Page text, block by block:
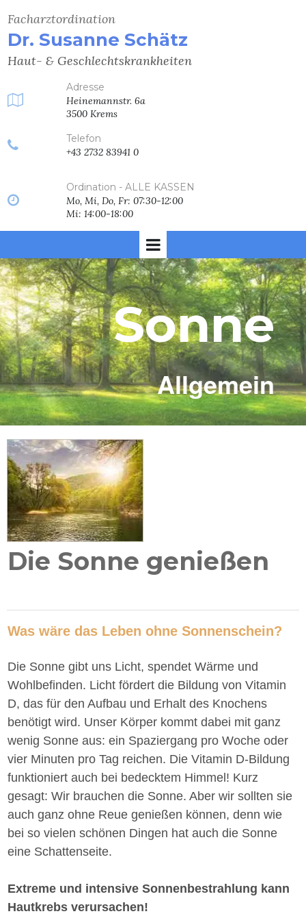
Facharztordination
Dr. Susanne Schätz
Haut- & Geschlechtskrankheiten

Adresse
Heinemannstr. 6a
3500 Krems

Telefon
+43 2732 83941 0

Ordination - ALLE KASSEN
Mo, Mi, Do, Fr: 07:30-12:00
Mi: 14:00-18:00
Sonne
Allgemein
Die Sonne genießen
Was wäre das Leben ohne Sonnenschein?
Die Sonne gibt uns Licht, spendet Wärme und
Wohlbefinden. Licht fördert die Bildung von Vitamin
D, das für den Aufbau und Erhalt des Knochens
benötigt wird. Unser Körper kommt dabei mit ganz
wenig Sonne aus: ein Spaziergang pro Woche oder
vier Minuten pro Tag reichen. Die Vitamin D-Bildung
funktioniert auch bei bedecktem Himmel! Kurz
gesagt: Wir brauchen die Sonne. Aber wir sollten sie
auch ganz ohne Reue genießen können, denn wie
bei so vielen schönen Dingen hat auch die Sonne
eine Schattenseite.
Extreme und intensive Sonnenbestrahlung kann
Hautkrebs verursachen!